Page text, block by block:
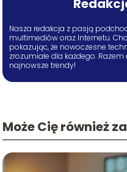
Nasza redakcja z pasją
multimediów oraz Internetu.
pokazując, że nowoczesne
zrozumiałe dla każdego.
najnowsze trendy!
Może Cię również